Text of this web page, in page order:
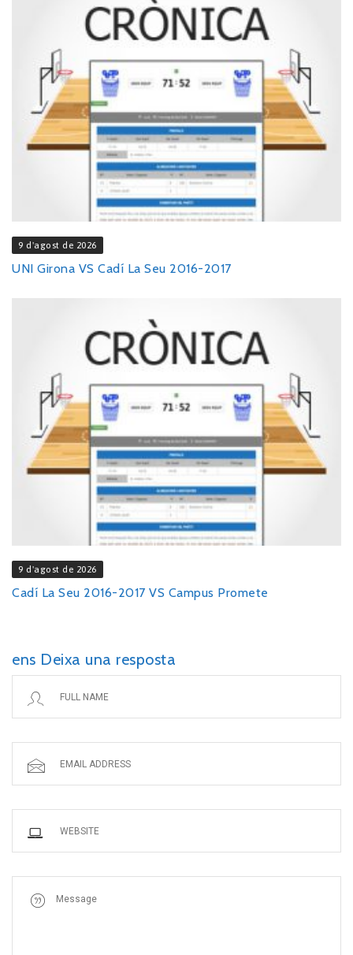
9 d'agost de 2026
UNI Girona VS Cadí La Seu 2016-2017
9 d'agost de 2026
Cadí La Seu 2016-2017 VS Campus Promete
ens Deixa una resposta